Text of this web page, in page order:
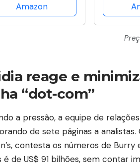
Amazon
reage e
“dot-com”
a pressão, a equipe de
de sete páginas a
contesta os números de
é de US$ 91 bilhões, sem contar